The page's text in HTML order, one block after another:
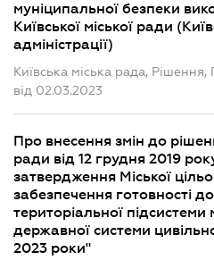
муніципальної безпеки
Київської міської ради
адміністрації)
Київська міська рада,
від 02.03.2023
Про внесення змін до
ради від 12 грудня 2019
затвердження Міської
забезпечення готовності
територіальної підсистеми
державної системи
2023 роки"